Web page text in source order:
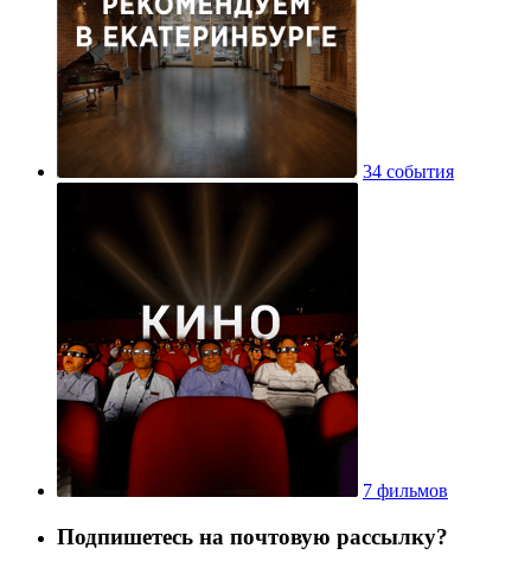
34 события
7 фильмов
Подпишетесь на почтовую рассылку?